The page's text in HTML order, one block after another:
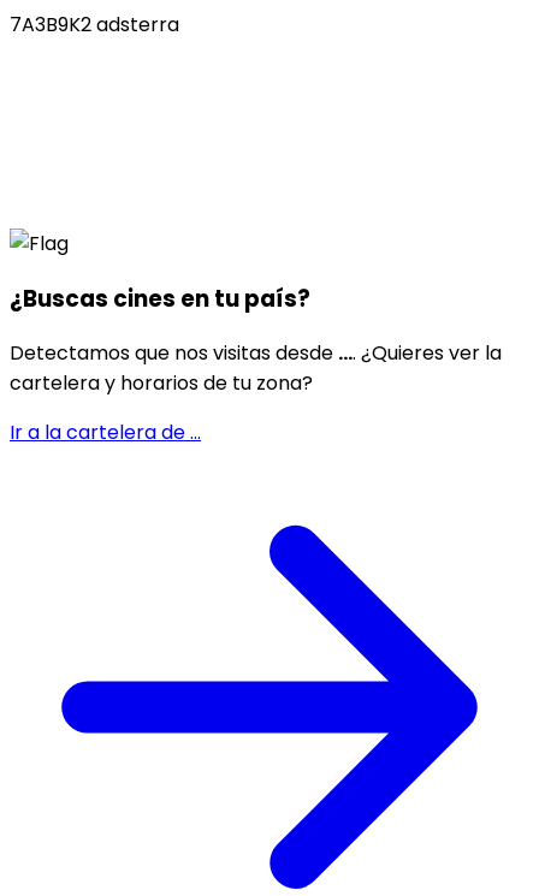
7A3B9K2 adsterra
¿Buscas cines entu país?
Detectamos que nos visitas desde .... ¿Quieres ver la
cartelera y horarios de tu zona?
Ir a la cartelera de...